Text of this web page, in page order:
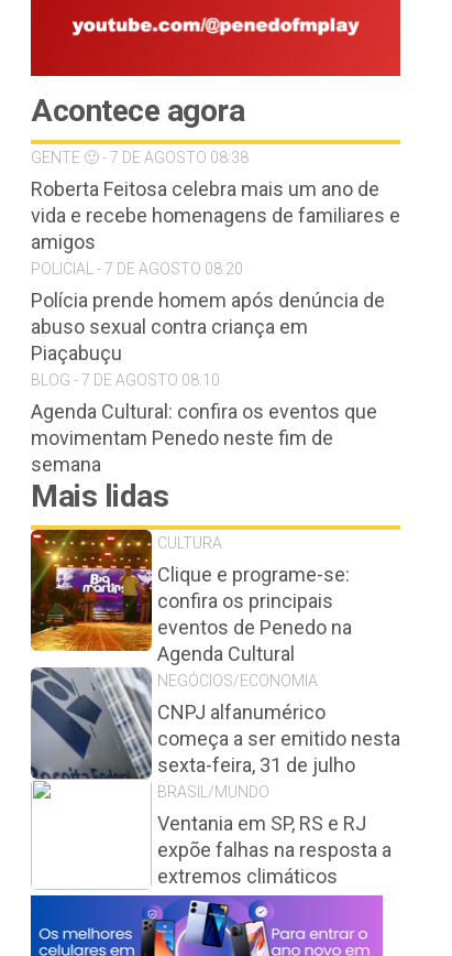
Acontece agora
GENTE 🙂 - 7 DE AGOSTO 08:38
Roberta Feitosa celebra mais um ano de
vida e recebe homenagens de familiares e
amigos
POLICIAL - 7 DE AGOSTO 08:20
Polícia prende homem após denúncia de
abuso sexual contra criança em
Piaçabuçu
BLOG - 7 DE AGOSTO 08:10
Agenda Cultural: confira os eventos que
movimentam Penedo neste fim de
semana
Mais lidas
CULTURA
Clique e programe-se:
confira os principais
eventos de Penedo na
Agenda Cultural
NEGÓCIOS/ECONOMIA
CNPJ alfanumérico
começa a ser emitido nesta
sexta-feira, 31 de julho
BRASIL/MUNDO
Ventania em SP, RS e RJ
expõe falhas na resposta a
extremos climáticos